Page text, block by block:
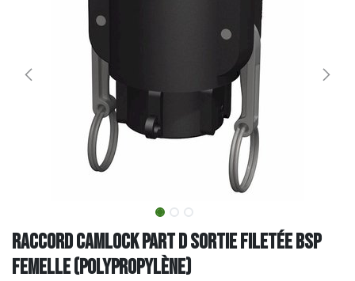
Raccord Camlock Part D Sortie Filetée BSP
Femelle (Polypropylène)